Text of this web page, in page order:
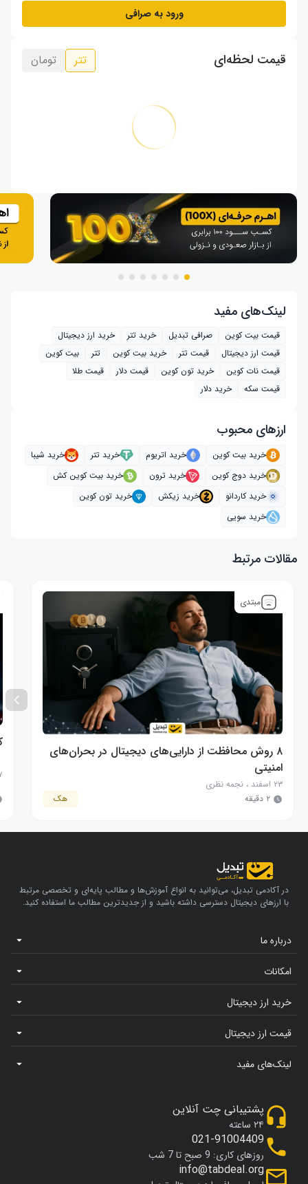
ورود به صرافی
قیمت لحظه‌ای تتر تومان
لینک‌های مفید
قیمت بیت کوین صرافی تبدیل خرید تتر
خرید ارز دیجیتال
قیمت ارز دیجیتال
قیمت تتر خرید بیت‌ کوین تتر
بیت کوین
قیمت نات کوین
خرید تون کوین قیمت دلار
قیمت طلا
قیمت سکه
خرید دلار
ارز‌های محبوب
خرید بیت کوین خرید اتریوم خرید تتر
خرید شیبا
خرید دوج کوین
خرید ترون
خرید بیت کوین کش
خرید کاردانو
خرید زیکش
خرید تون کوین
خرید سویی
مقالات مرتبط
مبتدی
۸ روش محافظت از دارایی‌های دیجیتال در بحران‌های
امنیتی
۲۳ اسفند ، نجمه نظری
۲ دقیقه
هک
۷
در آکادمی تبدیل، می‌توانید به انواع آموزش‌ها و مطالب پایه‌ای و تخصصی مرتبط
با ارزهای دیجیتال دسترسی داشته باشید و از جدیدترین مطالب ما استفاده کنید.
درباره ما
امکانات
خرید ارز دیجیتال
قیمت ارز دیجیتال
لینک‌های مفید
پشتیبانی چت آنلاین
۲۴ ساعته
021-91004409
روزهای کاری: 9 صبح تا 7 شب
info@tabdeal.org